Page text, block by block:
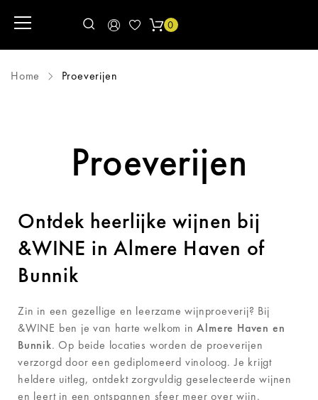
0
Home Proeverijen
Proeverijen
Ontdek heerlijke wijnen bij
&WINE in Almere Haven of
Bunnik
Zin in een gezellige en leerzame wijnproeverij? Bij
&WINE ben je van harte welkom inAlmere Haven en
Bunnik. Op beide locaties worden de proeverijen
verzorgd door een gediplomeerd vinoloog. Je krijgt
heldere uitleg, ontdekt zorgvuldig geselecteerde wijnen
en leert in een ontspannen sfeer meer over wijn.